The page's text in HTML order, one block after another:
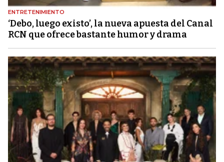
ENTRETENIMIENTO
‘Debo, luego existo’, la nueva apuesta del Canal
RCN que ofrece bastante humor y drama